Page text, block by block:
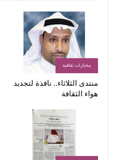
مختارات ثقافية
منتدى الثلاثاء.. نافذة لتجديد
هواء الثقافة